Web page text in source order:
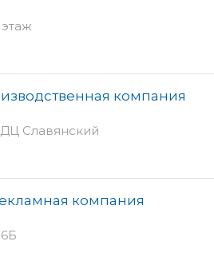
компания
ДЦ Славянский
компания